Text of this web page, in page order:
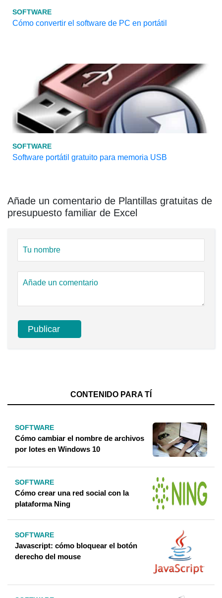
SOFTWARE
Cómo convertir el software de PC en portátil
SOFTWARE
Software portátil gratuito para memoria USB
Añade un comentario de Plantillas gratuitas de
presupuesto familiar de Excel
CONTENIDO PARA TÍ
SOFTWARE
Cómo cambiar el nombre de archivos
por lotes en Windows 10
SOFTWARE
Cómo crear una red social con la
plataforma Ning
SOFTWARE
Javascript: cómo bloquear el botón
derecho del mouse